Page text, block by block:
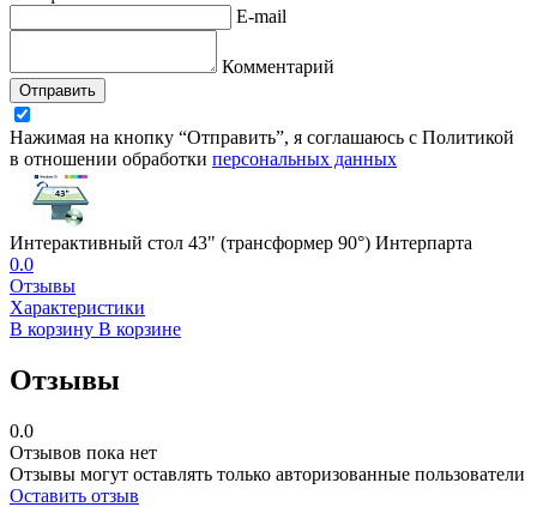
E-mail
Комментарий
Отправить
Нажимая на кнопку “Отправить”, я соглашаюсь с Политикой
в отношении обработки персональных данных
Интерактивный стол 43" (трансформер 90°) Интерпарта
0.0
Отзывы
Характеристики
В корзину В корзине
Отзывы
0.0
Отзывов пока нет
Отзывы могут оставлять только авторизованные пользователи
Оставить отзыв